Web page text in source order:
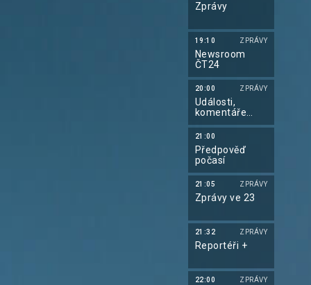
Zprávy
19:10 ZPRÁVY
Newsroom
ČT24
20:00 ZPRÁVY
Události,
komentáře
týdne
21:00
Předpověď
počasí
21:05 ZPRÁVY
Zprávy ve 23
21:32 ZPRÁVY
Reportéři +
22:00 ZPRÁVY